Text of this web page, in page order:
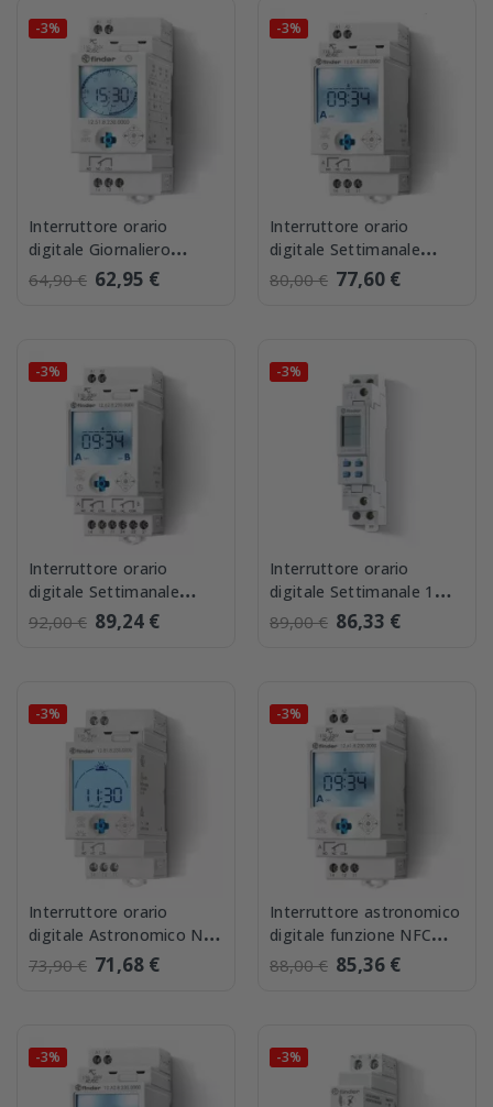
-3%
Interruttore orario
digitale Giornaliero
Settimanale con NFC
Finder 125182300000
64,90 € 62,95 €
-3%
Interruttore orario
digitale Settimanale
Funzione NFC 1 Scambio
Finder...
80,00 € 77,60 €
-3%
Interruttore orario
digitale Settimanale
Funzione NFC 2 Scambi
Finder...
92,00 € 89,24 €
-3%
Interruttore orario
digitale Settimanale 1
Scambo Finder
127182300000
89,00 € 86,33 €
-3%
Interruttore orario
digitale Astronomico NFC
1 Scambio 16A Finder
128182300000
73,90 € 71,68 €
-3%
Interruttore astronomico
digitale funzione NFC
settimanale Finder
12A182300000
88,00 € 85,36 €
-3% -3%